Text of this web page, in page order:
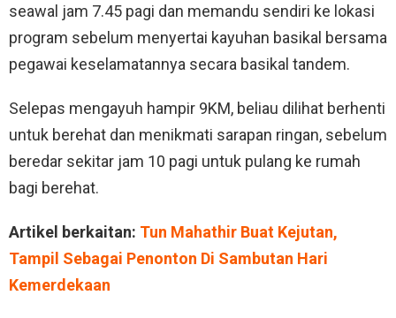
seawal jam 7.45 pagi dan memandu sendiri ke lokasi
program sebelum menyertai kayuhan basikal bersama
pegawai keselamatannya secara basikal tandem.
Selepas mengayuh hampir 9KM, beliau dilihat berhenti
untuk berehat dan menikmati sarapan ringan, sebelum
beredar sekitar jam 10 pagi untuk pulang ke rumah
bagi berehat.
Artikel berkaitan: Tun Mahathir Buat Kejutan,
Tampil Sebagai Penonton Di Sambutan Hari
Kemerdekaan